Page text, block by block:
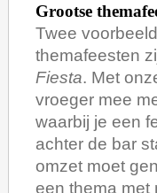
Grootse
Twee
themafeesten
Fiesta. Met
vroeger mee
waarbij je een
achter de bar
omzet moet
een thema met